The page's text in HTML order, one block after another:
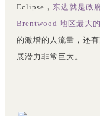
Eclipse， 东边就是政
Brentwood 地区最大的
的激增的人流量，还
展潜力非常巨大。